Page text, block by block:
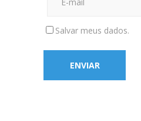
Salvar meus dados.